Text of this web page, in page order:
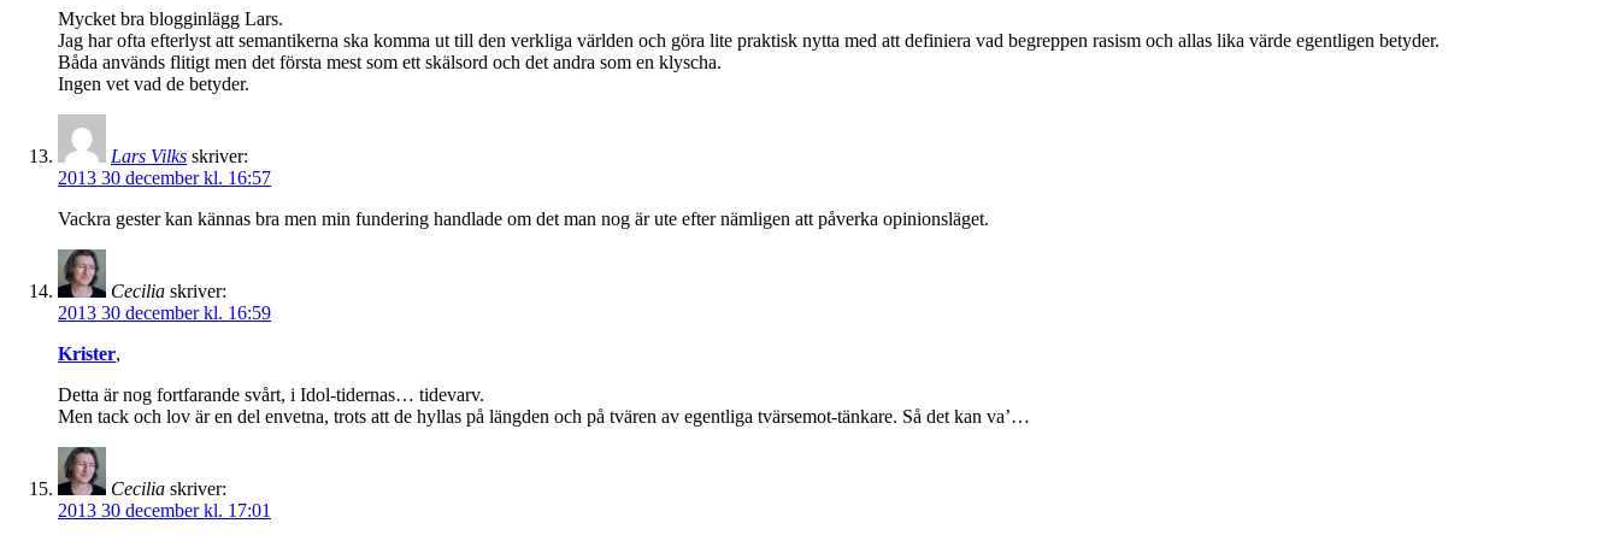
Mycket bra blogginlägg Lars.
Jag har ofta efterlyst att semantikerna ska komma ut till den verkliga världen och göra lite praktisk nytta med att definiera vad begreppen rasism och allas lika värde egentligen betyder.
Båda används flitigt men det första mest som ett skälsord och det andra som en klyscha.
Ingen vet vad de betyder.
Lars Vilks skriver:
2013 30 december kl. 16:57
Vackra gester kan kännas bra men min fundering handlade om det man nog är ute efter nämligen att påverka opinionsläget.
Cecilia skriver:
2013 30 december kl. 16:59
Krister,
Detta är nog fortfarande svårt, i Idol-tidernas… tidevarv.
Men tack och lov är en del envetna, trots att de hyllas på längden och på tvären av egentliga tvärsemot-tänkare. Så det kan va’…
Cecilia skriver:
2013 30 december kl. 17:01